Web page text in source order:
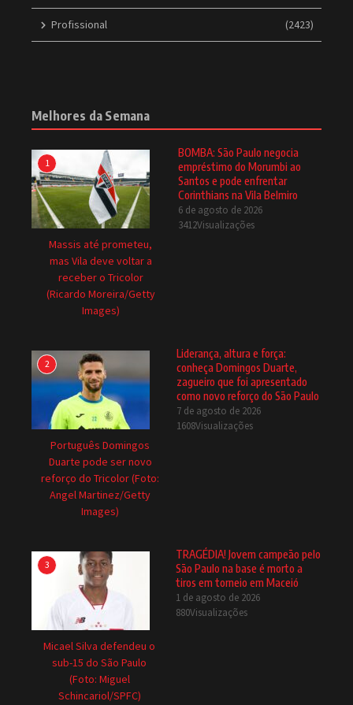
Profissional (2423)
Melhores da Semana
1
Massis até prometeu,
mas Vila deve voltar a
receber o Tricolor
(Ricardo Moreira/Getty
Images)
BOMBA: São Paulo negocia
empréstimo do Morumbi ao
Santos e pode enfrentar
Corinthians na Vila Belmiro
6 de agosto de 2026
3412Visualizações
2
Português Domingos
Duarte pode ser novo
reforço do Tricolor (Foto:
Angel Martinez/Getty
Images)
Liderança, altura e força:
conheça Domingos Duarte,
zagueiro que foi apresentado
como novo reforço do São Paulo
7 de agosto de 2026
1608Visualizações
3
Micael Silva defendeu o
sub-15 do São Paulo
(Foto: Miguel
Schincariol/SPFC)
TRAGÉDIA! Jovem campeão pelo
São Paulo na base é morto a
tiros em torneio em Maceió
1 de agosto de 2026
880Visualizações